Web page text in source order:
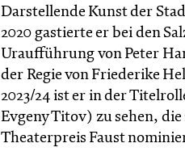
Darstellende Kunst der
2020 gastierte er bei den
Uraufführung von Peter
der Regie von Friederike
2023/24 ist er in der
Evgeny Titov) zu sehen,
Theaterpreis Faust